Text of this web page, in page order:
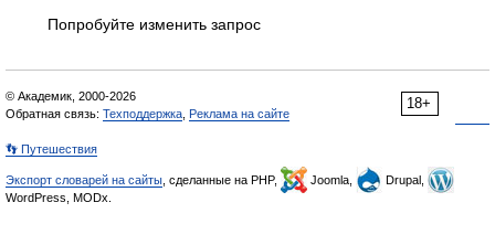
Попробуйте изменить запрос
18+
© Академик, 2000-2026
Обратная связь: Техподдержка Реклама на сайте
👣 Путешествия
Экспорт словарей на сайты , сделанные на PHP, Joomla,
Drupal,
WordPress, MODx.